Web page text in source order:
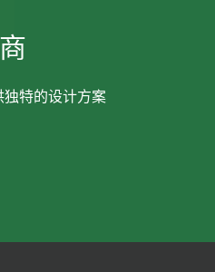
独特的设计方案